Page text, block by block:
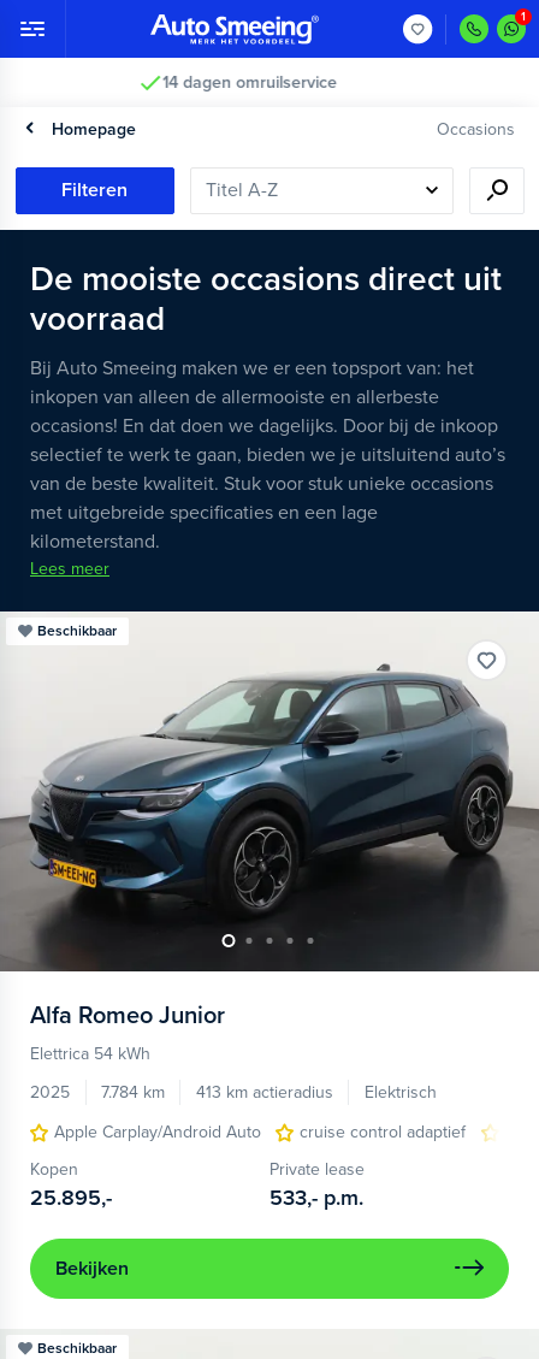
Vakkundig gecontroleerd >
Homepage Occasions
Filteren
De mooiste occasions direct uit
voorraad
Bij Auto Smeeing maken we er een topsport van: het
inkopen van alleen de allermooiste en allerbeste
occasions! En dat doen we dagelijks. Door bij de inkoop
selectief te werk te gaan, bieden we je uitsluitend auto’s
van de beste kwaliteit. Stuk voor stuk unieke occasions
met uitgebreide specificaties en een lage
kilometerstand.
Lees meer
Beschikbaar
Alfa Romeo Junior
Elettrica 54 kWh
2025
7.784 km 413 km actieradius
Elektrisch
Apple Carplay/Android Auto
cruise control adaptief
Kopen
25.895,-
Private lease
533,- p.m.
Bekijken
Beschikbaar